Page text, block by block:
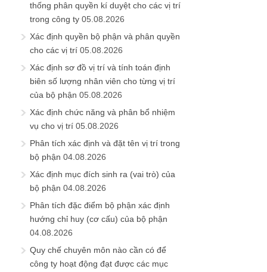
thống phân quyền kí duyệt cho các vị trí
trong công ty 05.08.2026
Xác định quyền bộ phận và phân quyền
cho các vị trí 05.08.2026
Xác định sơ đồ vị trí và tính toán định
biên số lượng nhân viên cho từng vị trí
của bộ phận 05.08.2026
Xác định chức năng và phân bổ nhiệm
vụ cho vị trí 05.08.2026
Phân tích xác định và đặt tên vị trí trong
bộ phận 04.08.2026
Xác định mục đích sinh ra (vai trò) của
bộ phận 04.08.2026
Phân tích đặc điểm bộ phận xác định
hướng chỉ huy (cơ cấu) của bộ phận
04.08.2026
Quy chế chuyên môn nào cần có để
công ty hoạt động đạt được các mục